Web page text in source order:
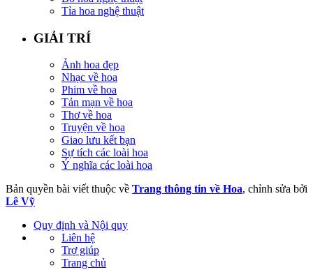
Tỉa hoa nghệ thuật
GIẢI TRÍ
Ảnh hoa đẹp
Nhạc về hoa
Phim về hoa
Tản mạn về hoa
Thơ về hoa
Truyện về hoa
Giao lưu kết bạn
Sự tích các loài hoa
Ý nghĩa các loài hoa
Bản quyền bài viết thuộc về Trang thông tin về Hoa, chỉnh sửa bởi
Lê Vỹ
Quy định và Nội quy
Liên hệ
Trợ giúp
Trang chủ